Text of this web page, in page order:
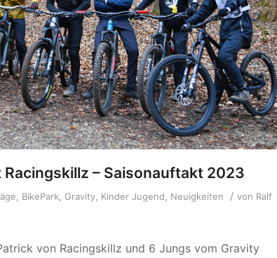
– Saisonauftakt 2023
BikePark Gravity Kinder Jugend Neuigkeiten / von Ralf
von Racingskillz und 6 Jungs vom Gravity